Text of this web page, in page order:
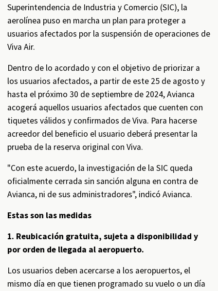
Superintendencia de Industria y Comercio (SIC), la
aerolínea puso en marcha un plan para proteger a
usuarios afectados por la suspensión de operaciones de
Viva Air.
Dentro de lo acordado y con el objetivo de priorizar a
los usuarios afectados, a partir de este 25 de agosto y
hasta el próximo 30 de septiembre de 2024, Avianca
acogerá aquellos usuarios afectados que cuenten con
tiquetes válidos y confirmados de Viva. Para hacerse
acreedor del beneficio el usuario deberá presentar la
prueba de la reserva original con Viva.
"Con este acuerdo, la investigación de la SIC queda
oficialmente cerrada sin sanción alguna en contra de
Avianca, ni de sus administradores", indicó Avianca.
Estas son las medidas
1. Reubicación gratuita, sujeta a disponibilidad y
por orden de llegada al aeropuerto.
Los usuarios deben acercarse a los aeropuertos, el
mismo día en que tienen programado su vuelo o un día